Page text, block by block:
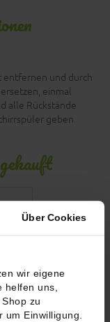
Über Cookies
wir eigene
helfen uns,
zu
um Einwilligung.
entfernen und durch
einmal
alle Rückstände
geben